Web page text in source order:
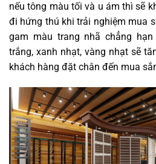
nếu tông màu tối và u ám thì sẽ
đi hứng thú khi trải nghiệm mua
gam màu trang nhã chẳng
trắng, xanh nhạt, vàng nhạt sẽ
khách hàng đặt chân đến mua